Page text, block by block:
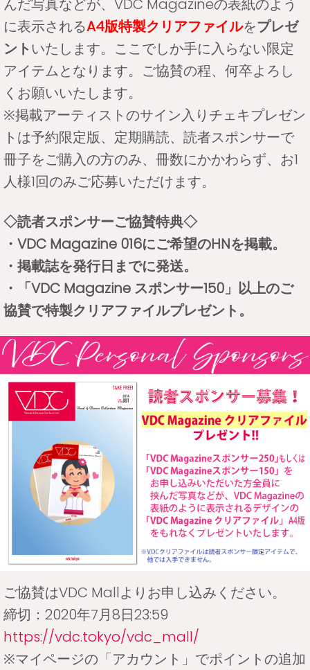
んだ写真などが、VDC Magazineの表紙のよう
に表示されるA4版特製クリアファイルをプレゼ
ントいたします。ここでしか手に入らない限定
アイテムとなります。ご協賛の程、何卒よろし
くお願いいたします。
※掲載アーティストのサイン入りチェキプレゼン
トは予約限定版、定期購読、読者スポンサーで
冊子をご購入の方のみ、冊数にかかわらず、お1
人様1回のみご応募いただけます。
◇読者スポンサーご協賛特典◇
・VDC Magazine 016にご希望のHNを掲載。
・掲載誌を発行日までに発送。
・「VDC Magazine スポンサー150」以上のご
協賛で特製クリアファイルプレゼント。
ご協賛はVDC Mallよりお申し込みください。
締切：2020年7月8日23:59
https://vdc.tokyo/vdc_mall/
※マイページの「アカウント」でポイントの追加